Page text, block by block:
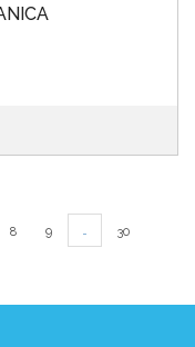
8 9 30